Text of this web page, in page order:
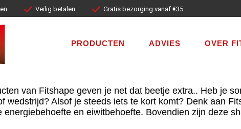
Veilig betalen Gratis bezorging vanaf €35
PRODUCTEN ADVIES OVER
Veilig betalen Gratis bezorging vanaf €35
PRODUCTEN ADVIES OVER
van Fitshape geven je net dat beetje extra.. Heb je
wedstrijd? Alsof je steeds iets te kort komt? Denk aan
energiebehoefte en eiwitbehoefte. Bovendien zijn deze